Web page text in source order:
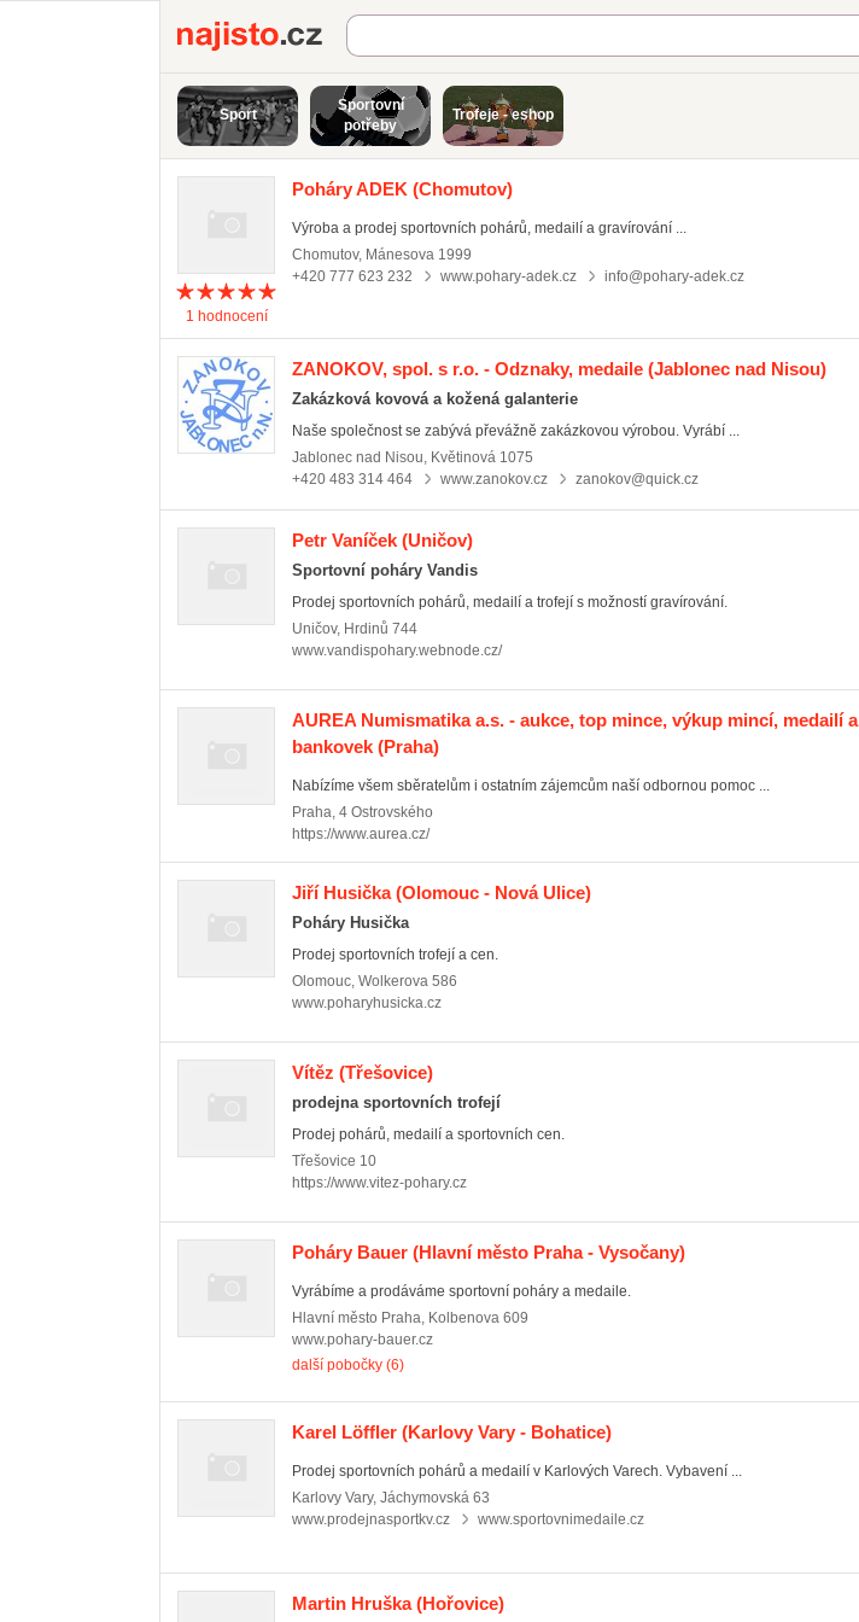
Najisto.cz
Sport
Sportovní
potřeby
Trofeje - eshop
Poháry ADEK (Chomutov)
1 hodnocení
Výroba a prodej sportovních pohárů, medailí a gravírování ...
Chomutov, Mánesova 1999
+420 777 623 232
www.pohary-adek.cz
info@pohary-adek.cz
ZANOKOV, spol. s r.o. - Odznaky, medaile (Jablonec nad Nisou)
Zakázková kovová a kožená galanterie
Naše společnost se zabývá převážně zakázkovou výrobou. Vyrábí ...
Jablonec nad Nisou, Květinová 1075
+420 483 314 464
www.zanokov.cz zanokov@quick.cz
Petr Vaníček (Uničov)
Sportovní poháry Vandis
Prodej sportovních pohárů, medailí a trofejí s možností gravírování.
Uničov, Hrdinů 744
www.vandispohary.webnode.cz/
AUREA Numismatika a.s. - aukce, top mince, výkup mincí, medailí a
bankovek (Praha)
Nabízíme všem sběratelům i ostatním zájemcům naší odbornou pomoc ...
Praha, 4 Ostrovského
https://www.aurea.cz/
Jiří Husička(Olomouc - Nová Ulice)
Poháry Husička
Prodej sportovních trofejí a cen.
Olomouc, Wolkerova 586
www.poharyhusicka.cz
Vítěz (Třešovice)
prodejna sportovních trofejí
Prodej pohárů, medailí a sportovních cen.
Třešovice 10
https://www.vitez-pohary.cz
Poháry Bauer (Hlavní město Praha - Vysočany)
Vyrábíme a prodáváme sportovní poháry a medaile.
Hlavní město Praha, Kolbenova 609
www.pohary-bauer.cz
další pobočky (6)
Karel Löffler (Karlovy Vary - Bohatice)
Prodej sportovních pohárů a medailí v Karlových Varech. Vybavení ...
Karlovy Vary, Jáchymovská 63
www.prodejnasportkv.cz
www.sportovnimedaile.cz
Martin Hruška(Hořovice)